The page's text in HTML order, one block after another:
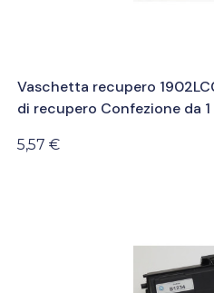
Vaschetta recupero
di recupero Confezione da
5,57 €